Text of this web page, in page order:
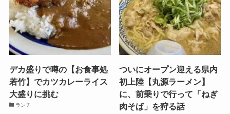
デカ盛りで噂の【お食事処
若竹】でカツカレーライス
大盛りに挑む
ランチ
ついにオープン迎える県内
初上陸【丸源ラーメン】
に、前乗りで行って「ねぎ
肉そば」を狩る話